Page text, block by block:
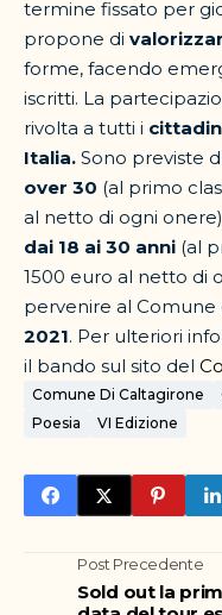
termine fissato per
propone di
forme, facendo
iscritti. La
rivolta a tutti i
Italia. Sono previste
over 30 (al primo
al netto di ogni
dai 18 ai 30 anni (al
1500 euro al netto di
pervenire al Comune
2021. Per ulteriori
il bando sul sito del
Comune Di Caltagirone
Poesia
VI Edizione
Post Precedente
Sold out la